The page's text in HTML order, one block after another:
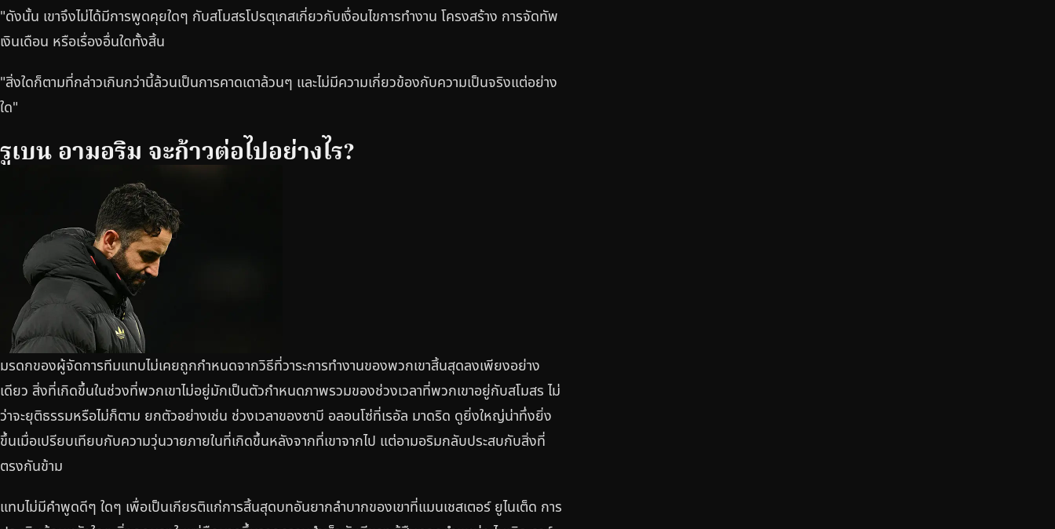
"ดังนั้น เขาจึงไม่ได้มีการพูดคุยใดๆ กับสโมสรโปรตุเกสเกี่ยวกับเงื่อนไขการทำงาน โครงสร้าง การจัดทัพ
เงินเดือน หรือเรื่องอื่นใดทั้งสิ้น
"สิ่งใดก็ตามที่กล่าวเกินกว่านี้ล้วนเป็นการคาดเดาล้วนๆ และไม่มีความเกี่ยวข้องกับความเป็นจริงแต่อย่าง
ใด"
รูเบน อามอริม จะก้าวต่อไปอย่างไร?
มรดกของผู้จัดการทีมแทบไม่เคยถูกกำหนดจากวิธีที่วาระการทำงานของพวกเขาสิ้นสุดลงเพียงอย่าง
เดียว สิ่งที่เกิดขึ้นในช่วงที่พวกเขาไม่อยู่มักเป็นตัวกำหนดภาพรวมของช่วงเวลาที่พวกเขาอยู่กับสโมสร ไม่
ว่าจะยุติธรรมหรือไม่ก็ตาม ยกตัวอย่างเช่น ช่วงเวลาของซาบี อลอนโซ่ที่เรอัล มาดริด ดูยิ่งใหญ่น่าทึ่งยิ่ง
ขึ้นเมื่อเปรียบเทียบกับความวุ่นวายภายในที่เกิดขึ้นหลังจากที่เขาจากไป แต่อามอริมกลับประสบกับสิ่งที่
ตรงกันข้าม
แทบไม่มีคำพูดดีๆ ใดๆ เพื่อเป็นเกียรติแก่การสิ้นสุดบทอันยากลำบากของเขาที่แมนเชสเตอร์ ยูไนเต็ด การ